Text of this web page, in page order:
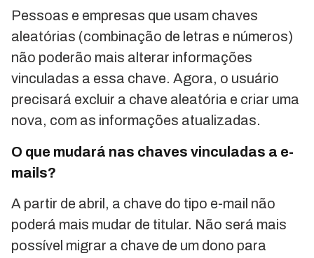
Pessoas e empresas que usam chaves
aleatórias (combinação de letras e números)
não poderão mais alterar informações
vinculadas a essa chave. Agora, o usuário
precisará excluir a chave aleatória e criar uma
nova, com as informações atualizadas.
O que mudará nas chaves vinculadas a e-
mails?
A partir de abril, a chave do tipo e-mail não
poderá mais mudar de titular. Não será mais
possível migrar a chave de um dono para